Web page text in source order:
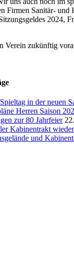
Firmen Sanitär- und
2024,
Verein zukünftig
in der neuen
Herren Saison
zur 80 Jahrfeier
Kabinentrakt
und